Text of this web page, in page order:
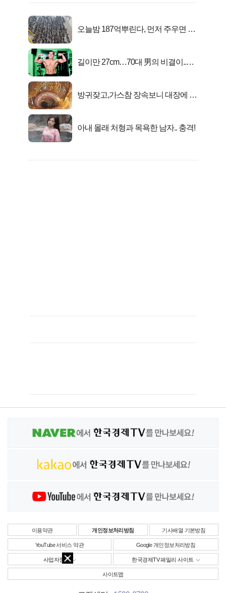
오늘밤 187억뿌린다, 먼저 주우면 최
길이만 27cm…70대 男의 비결이..충
방귀잦고,가스참 장속보니 대장에 똥
아내 몰래 처형과 목욕한 남자.. 충격!